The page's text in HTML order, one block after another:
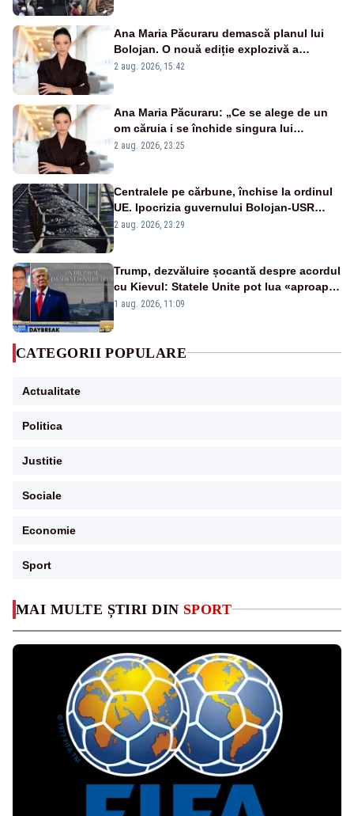
MAI MULTE ȘTIRI DIN SPORT
Ana Maria Păcuraru demască planul lui
Bolojan. O nouă ediție explozivă a
emisiunii „Miza Zilei” la Realitatea PLUS
2 aug. 2026, 15:42
Ana Maria Păcuraru: „Ce se alege de un
om căruia i se închide singura lui
portiță?”
2 aug. 2026, 23:25
Centralele pe cărbune, închise la ordinul
UE. Ipocrizia guvernului Bolojan-USR
după starea de alertă
2 aug. 2026, 23:29
Trump, dezvăluire șocantă despre acordul
cu Kievul: Statele Unite pot lua «aproape
tot ce vor» din minele Ucrainei”
1 aug. 2026, 11:09
CATEGORII POPULARE
Actualitate
Politica
Justitie
Sociale
Economie
Sport